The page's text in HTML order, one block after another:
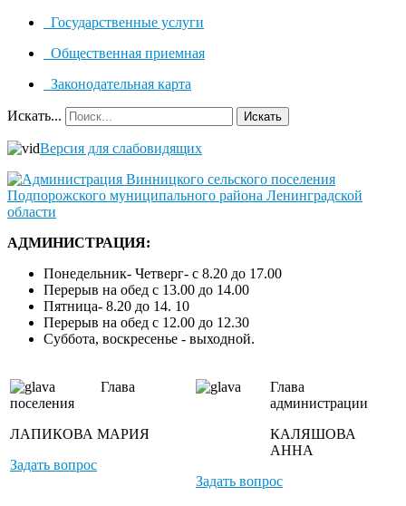
Государственные услуги
Общественная приемная
Законодательная карта
Искать... Искать
Версия для слабовидящих
АДМИНИСТРАЦИЯ:
Понедельник- Четверг- с 8.20 до 17.00
Перерыв на обед с 13.00 до 14.00
Пятница- 8.20 до 14. 10
Перерыв на обед с 12.00 до 12.30
Суббота, воскресенье - выходной.
Глава
поселения
ЛАПИКОВА МАРИЯ
Задать вопрос
Глава
администрации
КАЛЯШОВА
АННА
Задать вопрос